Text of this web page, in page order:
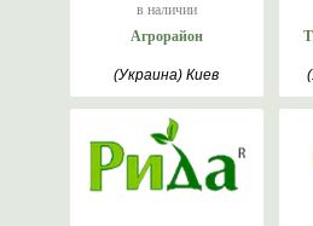
в наличии
Агрорайон
(Украина) Киев